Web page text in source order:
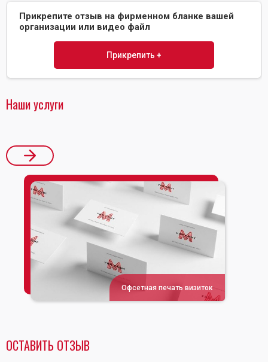
Прикрепите отзыв на фирменном бланке вашей
организации или видео файл
Прикрепить +
Наши услуги
Офсетная печать визиток
ОСТАВИТЬ ОТЗЫВ